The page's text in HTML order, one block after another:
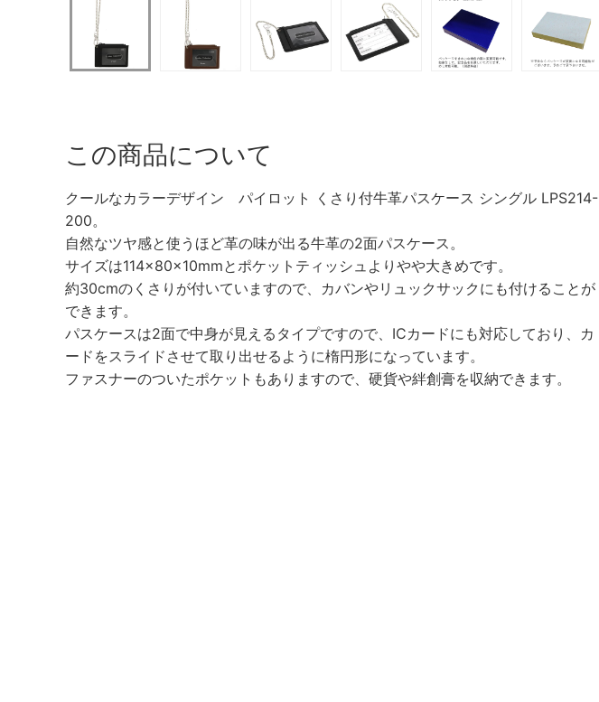
この商品について
クールなカラーデザイン パイロット くさり付牛革パスケース シングル LPS214-
200。
自然なツヤ感と使うほど革の味が出る牛革の2面パスケース。
サイズは114×80×10mmとポケットティッシュよりやや大きめです。
約30cmのくさりが付いていますので、カバンやリュックサックにも付けることが
できます。
パスケースは2面で中身が見えるタイプですので、ICカードにも対応しており、カ
ードをスライドさせて取り出せるように楕円形になっています。
ファスナーのついたポケットもありますので、硬貨や絆創膏を収納できます。